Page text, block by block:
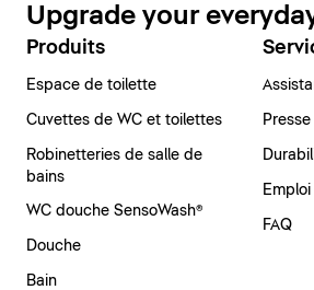
Upgrade your
Produits
Espace de toilette
Cuvettes de WC et toilettes
Robinetteries de salle de
bains
WC douche SensoWash®
Douche
Bain
Presse
FAQ